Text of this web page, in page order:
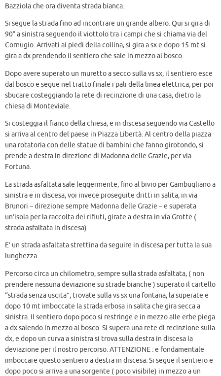
Bazziola che ora diventa strada bianca.
Si segue la strada fino ad incontrare un grande albero. Qui si gira di
90° a sinistra seguendo il viottolo tra i campi che si chiama via del
Cornugio. Arrivati ai piedi della collina, si gira a sx e dopo 15 mt si
gira a dx prendendo il sentiero che sale in mezzo al bosco.
Dopo avere superato un muretto a secco sulla vs sx, il sentiero esce
dal bosco e segue nel tratto finale i pali della linea elettrica, per poi
sbucare costeggiando la rete di recinzione di una casa, dietro la
chiesa di Monteviale.
Si costeggia il fianco della chiesa, e in discesa seguendo via Castello
si arriva al centro del paese in Piazza Libertà. Al centro della piazza
una rotatoria con delle statue di bambini che fanno girotondo, si
prende a destra in direzione di Madonna delle Grazie, per via
Fortuna.
La strada asfaltata sale leggermente, fino al bivio per Gambugliano a
sinistra e in discesa, voi invece proseguite dritti in salita, in via
Brunori – direzione sempre Madonna delle Grazie – e superata
un’isola per la raccolta dei rifiuti, girate a destra in via Grotte (
strada asfaltata in discesa)
E’ un strada asfaltata strettina da seguire in discesa per tutta la sua
lunghezza.
Percorso circa un chilometro, sempre sulla strada asfaltata, ( non
prendere nessuna deviazione su strade bianche ) superato il cartello
“strada senza uscita”, trovate sulla vs sx una fontana, la superate e
dopo 10 mt imboccate la strada erbosa in salita che gira secca a
sinistra. Il sentiero dopo poco si restringe e in mezzo alle erbe piega
a dx salendo in mezzo al bosco. Si supera una rete di recinzione sulla
dx, e dopo un curva a sinistra si trova sulla destra in discesa la
deviazione per il nostro percorso. ATTENZIONE : e fondamentale
imboccare questo sentiero a destra in discesa. Si segue il sentiero e
dopo poco si arriva a una sorgente ( poco visibile) in mezzo a un